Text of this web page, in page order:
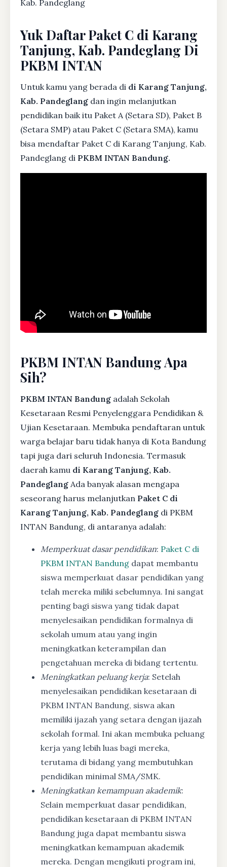
Kab. Pandeglang
Yuk Daftar Paket C di Karang
Tanjung, Kab. Pandeglang Di
PKBM INTAN
Untuk kamu yang berada di di Karang Tanjung,
Kab. Pandeglang dan ingin melanjutkan
pendidikan baik itu Paket A (Setara SD), Paket B
(Setara SMP) atau Paket C (Setara SMA), kamu
bisa mendaftar Paket C di Karang Tanjung, Kab.
Pandeglang di PKBM INTAN Bandung.
PKBM INTAN Bandung Apa
Sih?
PKBM INTAN Bandung adalah Sekolah
Kesetaraan Resmi Penyelenggara Pendidikan &
Ujian Kesetaraan. Membuka pendaftaran untuk
warga belajar baru tidak hanya di Kota Bandung
tapi juga dari seluruh Indonesia. Termasuk
daerah kamu di Karang Tanjung, Kab.
Pandeglang Ada banyak alasan mengapa
seseorang harus melanjutkan Paket C di
Karang Tanjung, Kab. Pandeglang di PKBM
INTAN Bandung, di antaranya adalah:
Memperkuat dasar pendidikan: Paket C di
PKBM INTAN Bandung dapat membantu
siswa memperkuat dasar pendidikan yang
telah mereka miliki sebelumnya. Ini sangat
penting bagi siswa yang tidak dapat
menyelesaikan pendidikan formalnya di
sekolah umum atau yang ingin
meningkatkan keterampilan dan
pengetahuan mereka di bidang tertentu.
Meningkatkan peluang kerja: Setelah
menyelesaikan pendidikan kesetaraan di
PKBM INTAN Bandung, siswa akan
memiliki ijazah yang setara dengan ijazah
sekolah formal. Ini akan membuka peluang
kerja yang lebih luas bagi mereka,
terutama di bidang yang membutuhkan
pendidikan minimal SMA/SMK.
Meningkatkan kemampuan akademik:
Selain memperkuat dasar pendidikan,
pendidikan kesetaraan di PKBM INTAN
Bandung juga dapat membantu siswa
meningkatkan kemampuan akademik
mereka. Dengan mengikuti program ini,